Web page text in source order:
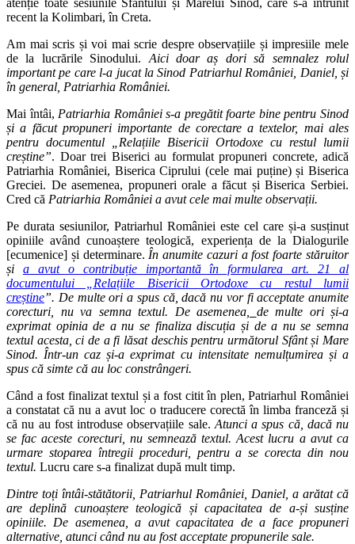
recent la Kolimbari, în Creta.
Am mai scris și voi mai scrie despre observațiile și impresiile mele
de la lucrările Sinodului. Aici doar aș dori să semnalez rolul
important pe care l-a jucat la Sinod Patriarhul României, Daniel, și
în general, Patriarhia României.
Mai întâi, Patriarhia României s-a pregătit foarte bine pentru Sinod
și a făcut propuneri importante de corectare a textelor, mai ales
pentru documentul „Relațiile Bisericii Ortodoxe cu restul lumii
creștine”. Doar trei Biserici au formulat propuneri concrete, adică
Patriarhia României, Biserica Ciprului (cele mai puține) și Biserica
Greciei. De asemenea, propuneri orale a făcut și Biserica Serbiei.
Cred că Patriarhia României a avut cele mai multe observații.
Pe durata sesiunilor, Patriarhul României este cel care și-a susținut
opiniile având cunoaștere teologică, experiența de la Dialogurile
[ecumenice] și determinare. În anumite cazuri a fost foarte stăruitor
și a avut o contribuție importantă în formularea art. 21 al
documentului „ Relațiile Bisericii Ortodoxe cu restul lumii
creștine”. De multe ori a spus că, dacă nu vor fi acceptate anumite
corecturi, nu va semna textul. De asemenea,
de multe ori și-a
exprimat opinia de a nu se finaliza discuția și de a nu se semna
textul acesta, ci de a fi lăsat deschis pentru următorul Sfânt și Mare
Sinod. Într-un caz și-a exprimat cu intensitate nemulțumirea și a
spus că simte că au loc constrângeri.
Când a fost finalizat textul și a fost citit în plen, Patriarhul României
a constatat că nu a avut loc o traducere corectă în limba franceză și
că nu au fost introduse observațiile sale. Atunci a spus că, dacă nu
se fac aceste corecturi, nu semnează textul. Acest lucru a avut ca
urmare stoparea întregii proceduri, pentru a se corecta din nou
textul. Lucru care s-a finalizat după mult timp.
Dintre toți întâi-stătătorii, Patriarhul României, Daniel, a arătat că
are deplină cunoaștere teologică și capacitatea de a-și susține
opiniile. De asemenea, a avut capacitatea de a face propuneri
alternative, atunci când nu au fost acceptate propunerile sale.